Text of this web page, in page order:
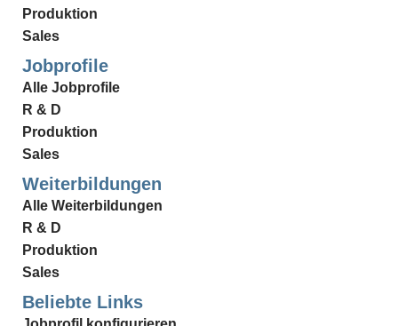
Produktion
Sales
Jobprofile
Alle Jobprofile
R & D
Produktion
Sales
Weiterbildungen
Alle Weiterbildungen
R & D
Produktion
Sales
Beliebte Links